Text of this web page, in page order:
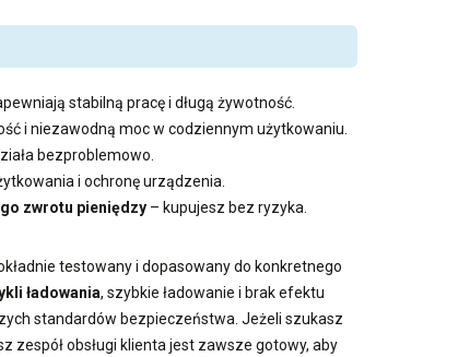
stabilną pracę i długą żywotność.
i niezawodną moc w codziennym użytkowaniu.
bezproblemowo.
i ochronę urządzenia.
zwrotu pieniędzy – kupujesz bez ryzyka.
testowany i dopasowany do konkretnego
ładowania, szybkie ładowanie i brak efektu
standardów bezpieczeństwa. Jeżeli szukasz
zespół obsługi klienta jest zawsze gotowy, aby